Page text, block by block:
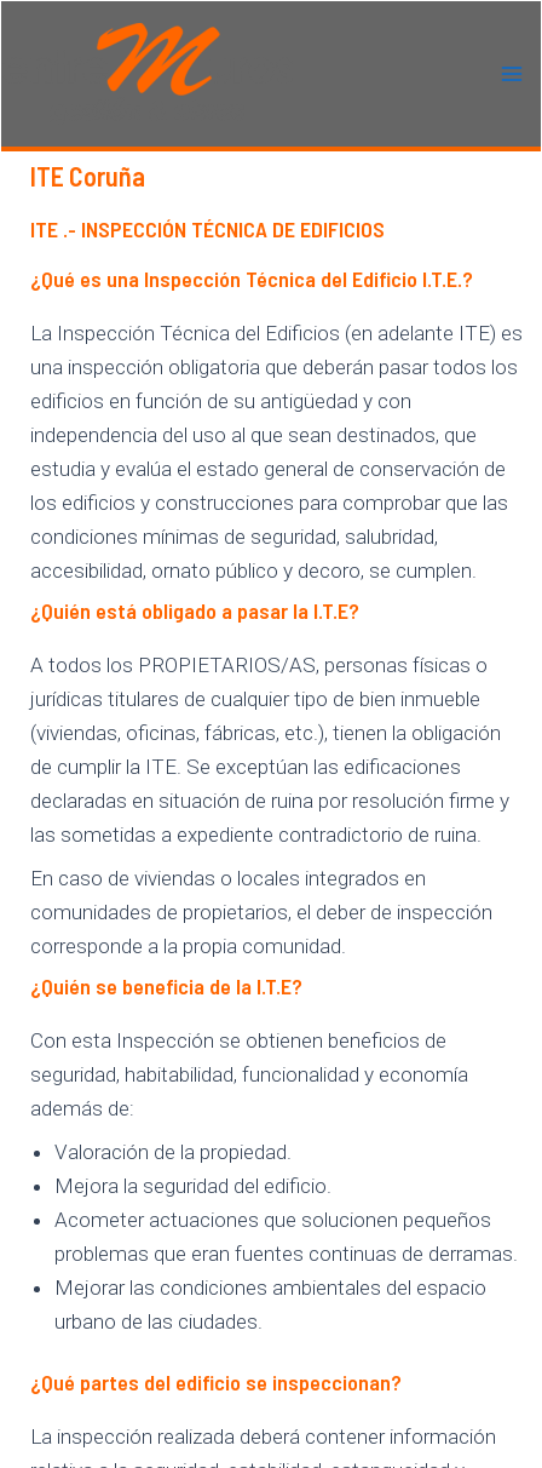
ITE Coruña
ITE .- INSPECCIÓN TÉCNICA DE EDIFICIOS
¿Qué es una Inspección Técnica del Edificio I.T.E.?
La Inspección Técnica del Edificios (en adelante ITE) es
una inspección obligatoria que deberán pasar todos los
edificios en función de su antigüedad y con
independencia del uso al que sean destinados, que
estudia y evalúa el estado general de conservación de
los edificios y construcciones para comprobar que las
condiciones mínimas de seguridad, salubridad,
accesibilidad, ornato público y decoro, se cumplen.
¿Quién está obligado a pasar la I.T.E?
A todos los PROPIETARIOS/AS, personas físicas o
jurídicas titulares de cualquier tipo de bien inmueble
(viviendas, oficinas, fábricas, etc.), tienen la obligación
de cumplir la ITE. Se exceptúan las edificaciones
declaradas en situación de ruina por resolución firme y
las sometidas a expediente contradictorio de ruina.
En caso de viviendas o locales integrados en
comunidades de propietarios, el deber de inspección
corresponde a la propia comunidad.
¿Quién se beneficia de la I.T.E?
Con esta Inspección se obtienen beneficios de
seguridad, habitabilidad, funcionalidad y economía
además de:
Valoración de la propiedad.
Mejora la seguridad del edificio.
Acometer actuaciones que solucionen pequeños
problemas que eran fuentes continuas de derramas.
Mejorar las condiciones ambientales del espacio
urbano de las ciudades.
¿Qué partes del edificio se inspeccionan?
La inspección realizada deberá contener información